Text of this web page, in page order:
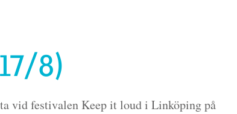
8)
vid festivalen Keep it loud i Linköping på